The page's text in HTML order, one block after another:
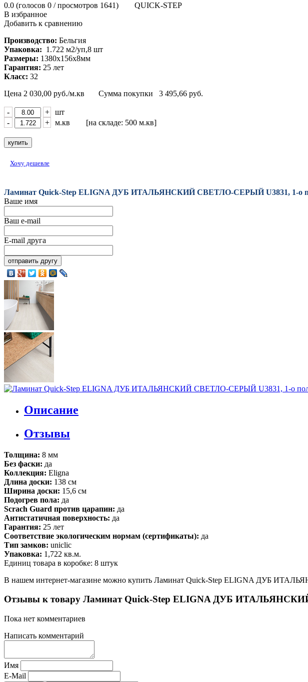
0.0 (голосов 0 / просмотров 1641)
QUICK-STEP
В избранное
Добавить к сравнению
Производство: Бельгия
Упаковка: 1.722 м2/уп,8 шт
Размеры: 1380х156х8мм
Гарантия: 25 лет
Класс: 32
Цена 2 030,00 руб./м.кв Сумма покупки 3 495,66 руб.
- +
шт
-
+ м.кв [на складе: 500 м.кв]
Хочу дешевле
Ламинат Quick-Step ELIGNA ДУБ ИТАЛЬЯНСКИЙ СВЕТЛО-СЕРЫЙ U3831, 1-о
Ваше имя
Ваш e-mail
E-mail друга
Описание
Отзывы
Толщина: 8 мм
Без фаски: да
Коллекция: Eligna
Длина доски: 138 см
Ширина доски: 15,6 см
Подогрев пола: да
Scrach Guard против царапин: да
Антистатичная поверхность: да
Гарантия: 25 лет
Соответствие экологическим нормам (сертификаты): да
Тип замков: uniclic
Упаковка: 1,722 кв.м.
Единиц товара в коробке: 8 штук
В нашем интернет-магазине можно купить Ламинат Quick-Step ELIGNA ДУБ
Отзывы к товару Ламинат Quick-Step ELIGNA ДУБ
Пока нет комментариев
Написать комментарий
Имя
E-Mail